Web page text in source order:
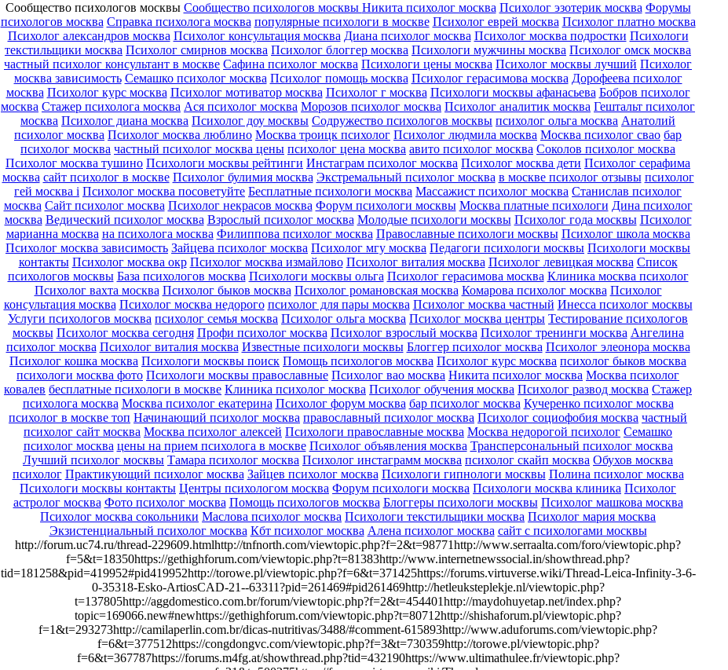
Сообщество психологов москвы Сообщество психологов москвы Никита психолог москва Психолог эзотерик москва Форумы
психологов москва Справка психолога москва популярные психологи в москве Психолог еврей москва Психолог платно москва
Психолог александров москва Психолог консультация москва Диана психолог москва Психолог москва подростки Психологи
текстильщики москва Психолог смирнов москва Психолог блоггер москва Психологи мужчины москва Психолог омск москва
частный психолог консультант в москве Сафина психолог москва Психологи цены москва Психолог москвы лучший Психолог
москва зависимость Семашко психолог москва Психолог помощь москва Психолог герасимова москва Дорофеева психолог
москва Психолог курс москва Психолог мотиватор москва Психолог г москва Психологи москвы афанасьева Бобров психолог
москва Стажер психолога москва Ася психолог москва Морозов психолог москва Психолог аналитик москва Гештальт психолог
москва Психолог диана москва Психолог доу москвы Содружество психологов москвы психолог ольга москва Анатолий
психолог москва Психолог москва люблино Москва троицк психолог Психолог людмила москва Москва психолог свао бар
психолог москва частный психолог москва цены психолог цена москва авито психолог москва Соколов психолог москва
Психолог москва тушино Психологи москвы рейтинги Инстаграм психолог москва Психолог москва дети Психолог серафима
москва сайт психолог в москве Психолог булимия москва Экстремальный психолог москва в москве психолог отзывы психолог
гей москва i Психолог москва посоветуйте Бесплатные психологи москва Массажист психолог москва Станислав психолог
москва Сайт психолог москва Психолог некрасов москва Форум психологи москвы Москва платные психологи Дина психолог
москва Ведический психолог москва Взрослый психолог москва Молодые психологи москвы Психолог года москвы Психолог
марианна москва на психолога москва Филиппова психолог москва Православные психологи москвы Психолог школа москва
Психолог москва зависимость Зайцева психолог москва Психолог мгу москва Педагоги психологи москвы Психологи москвы
контакты Психолог москва окр Психолог москва измайлово Психолог виталия москва Психолог левицкая москва Список
психологов москвы База психологов москва Психологи москвы ольга Психолог герасимова москва Клиника москва психолог
Психолог вахта москва Психолог быков москва Психолог романовская москва Комарова психолог москва Психолог
консультация москва Психолог москва недорого психолог для пары москва Психолог москва частный Инесса психолог москвы
Услуги психологов москва психолог семья москва Психолог ольга москва Психолог москва центры Тестирование психологов
москвы Психолог москва сегодня Профи психолог москва Психолог взрослый москва Психолог тренинги москва Ангелина
психолог москва Психолог виталия москва Известные психологи москвы Блоггер психолог москва Психолог элеонора москва
Психолог кошка москва Психологи москвы поиск Помощь психологов москва Психолог курс москва психолог быков москва
психологи москва фото Психологи москвы православные Психолог вао москва Никита психолог москва Москва психолог
ковалев бесплатные психологи в москве Клиника психолог москва Психолог обучения москва Психолог развод москва Стажер
психолога москва Москва психолог екатерина Психолог форум москва бар психолог москва Кучеренко психолог москва
психолог в москве топ Начинающий психолог москва православный психолог москва Психолог социофобия москва частный
психолог сайт москва Москва психолог алексей Психологи православные москва Москва недорогой психолог Семашко
психолог москва цены на прием психолога в москве Психолог объявления москва Трансперсональный психолог москва
Лучший психолог москвы Тамара психолог москва Психолог инстаграмм москва психолог скайп москва Обухов москва
психолог Практикующий психолог москва Зайцев психолог москва Психологи гипнологи москвы Полина психолог москва
Психологи москвы контакты Центры психологом москва Форум психологи москва Психологи москва клиника Психолог
астролог москва Фото психолог москва Помощь психологов москва Блоггеры психологи москвы Психолог машкова москва
Психолог москва сокольники Маслова психолог москва Психологи текстильщики москва Психолог мария москва
Экзистенциальный психолог москва Кбт психолог москва Алена психолог москва сайт с психологами москвы
http://forum.uc74.ru/thread-229609.htmlhttp://tnfnorth.com/viewtopic.php?f=2&t=98771http://www.serraalta.com/foro/viewtopic.php?
f=5&t=18350https://gethighforum.com/viewtopic.php?t=81383http://www.internetnewssocial.in/showthread.php?
tid=181258&pid=419952#pid419952http://torowe.pl/viewtopic.php?f=6&t=371425https://forums.virtuverse.wiki/Thread-Leica-Infinity-3-6-
0-35318-Esko-ArtiosCAD-21--63311?pid=261469#pid261469http://hetleuksteplekje.nl/viewtopic.php?
t=137805http://aggdomestico.com.br/forum/viewtopic.php?f=2&t=454401http://maydohuyetap.net/index.php?
topic=169066.new#newhttps://gethighforum.com/viewtopic.php?t=80712http://shishaforum.pl/viewtopic.php?
f=1&t=293273http://camilaperlin.com.br/dicas-nutritivas/3488/#comment-615893http://www.aduforums.com/viewtopic.php?
f=6&t=377512https://congdongvc.com/viewtopic.php?f=3&t=730359http://torowe.pl/viewtopic.php?
f=6&t=367787https://forums.m4fg.at/showthread.php?tid=432190https://www.ultimathulee.fr/viewtopic.php?